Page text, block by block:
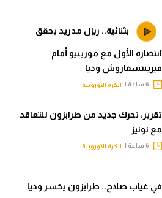
بثنائية.. ريال مدريد يحقق
انتصاره الأول مع مورينيو أمام
فيرينتسفاروش وديا
الكرة الأوروبية
تقرير: تحرك جديد من طرابزون للتعاقد
مع نونيز
الكرة الأوروبية
في غياب صلاح.. طرابزون يخسر وديا